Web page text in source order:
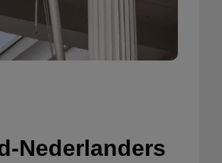
Nederlanders